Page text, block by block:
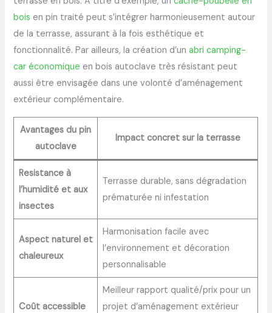
bois en pin traité peut s’intégrer harmonieusement autour
de la terrasse, assurant à la fois esthétique et
fonctionnalité. Par ailleurs, la création d’unabri camping-
car économique en bois autoclave très résistant peut
aussi être envisagée dans une volonté d’aménagement
extérieur complémentaire.
Avantages du pin
autoclave
Impact concret sur la terrasse
Resistance à
l’humidité et aux
insectes
Terrasse durable, sans dégradation
prématurée ni infestation
Aspect naturel et
chaleureux
Harmonisation facile avec
l’environnement et décoration
personnalisable
Coût accessible
Meilleur rapport qualité/prix pour un
projet d’aménagement extérieur